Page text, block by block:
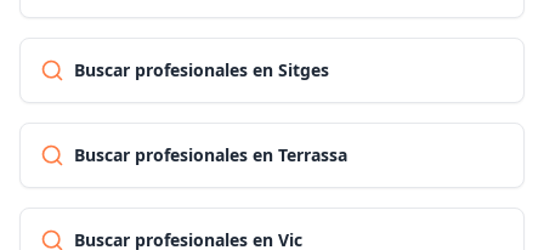
Buscar profesionales en Sitges
Buscar profesionales en Terrassa
Buscar profesionales en Vic